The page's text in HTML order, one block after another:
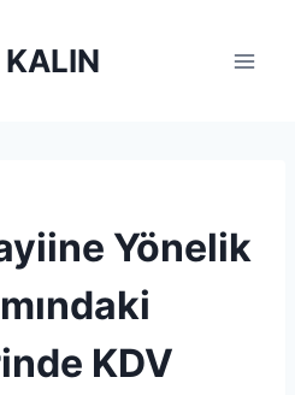
KALIN
Yönelik
KDV